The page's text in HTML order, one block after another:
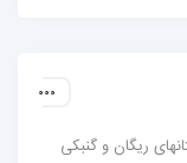
ریگان و گنبکی